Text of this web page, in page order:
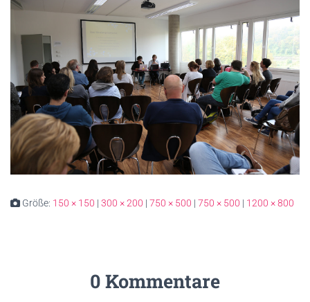
Größe: 150 × 150 | 300 × 200 | 750 × 500 | 750 × 500 | 1200 × 800
0 Kommentare